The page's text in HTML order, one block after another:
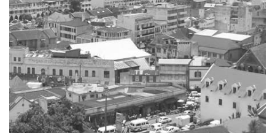
Assemblées générales
Comptes rendus mensuels
Rapports moraux
Rapports financiers
Nous rejoindre
Le bulletin
Présentation du bulletin
Comité de rédaction
Bulletins Villes en